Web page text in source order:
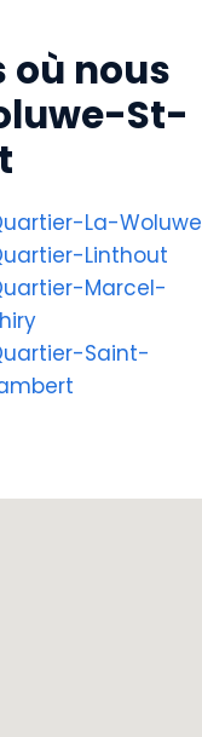
nous
St-
La-Woluwe
Linthout
Marcel-
Saint-